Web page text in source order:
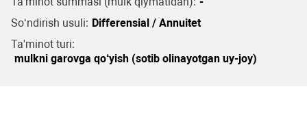
So‘ndirish usuli: Differensial / Annuitet
Ta'minot turi:
mulkni garovga qo‘yish (sotib olinayotgan uy-joy)